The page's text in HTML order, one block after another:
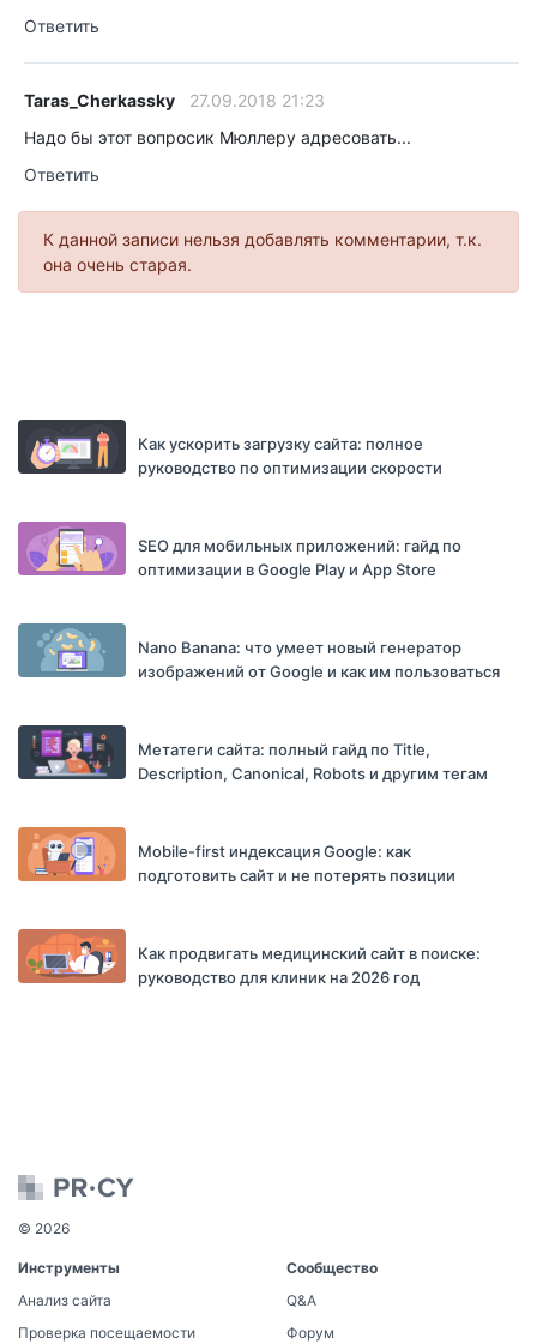
Ответить
Taras_Cherkassky
27.09.2018 21:23
Надо бы этот вопросик Мюллеру адресовать...
Ответить
К данной записи нельзя добавлять комментарии, т.к.
она очень старая.
Как ускорить загрузку сайта: полное
руководство по оптимизации скорости
SEO для мобильных приложений: гайд по
оптимизации в Google Play и App Store
Nano Banana: что умеет новый генератор
изображений от Google и как им пользоваться
Метатеги сайта: полный гайд по Title,
Description, Canonical, Robots и другим тегам
Mobile-first индексация Google: как
подготовить сайт и не потерять позиции
Как продвигать медицинский сайт в поиске:
руководство для клиник на 2026 год
© 2026
Инструменты
Анализ сайта
Проверка посещаемости
Сообщество
Q&A
Форум